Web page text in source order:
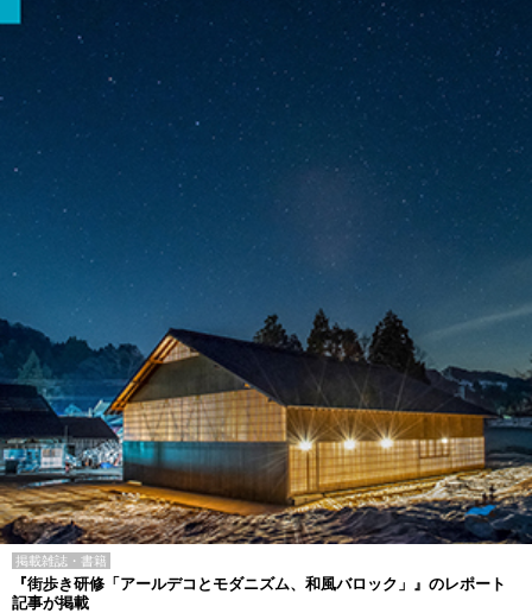
掲載雑誌・書籍
『街歩き研修「アールデコとモダニズム、和風バロック」』のレポート
記事が掲載